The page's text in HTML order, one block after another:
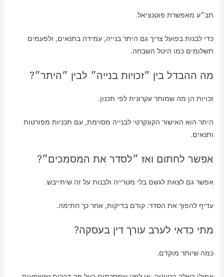
תב״ע מאפשרת פוטנציאל.
כדי לבנות בפועל צריך גם היתר בנייה, עמידה בתנאים, ולפעמים
תשלומים כמו היטל השבחה.
מה ההבדל בין ״זכויות בנייה״ לבין ״היתר״?
זכויות הן מה שמותר עקרונית לפי תכנון.
היתר הוא האישור הקונקרטי לבנייה מסוימת, עם תכניות מפורטות
ותנאים.
אפשר לחתום ואז ״לסדר את המסמכים״?
אפשר גם לצאת לגשם בלי מטרייה ולבנות על זה שיתייבש.
עדיף להפוך את הסדר: קודם בדיקות, אחר כך חתימה.
מתי כדאי לערב עורך דין בעסקה?
כמה שיותר מוקדם.